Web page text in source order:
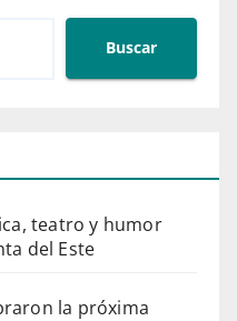
Buscar
teatro y humor
del Este
la próxima